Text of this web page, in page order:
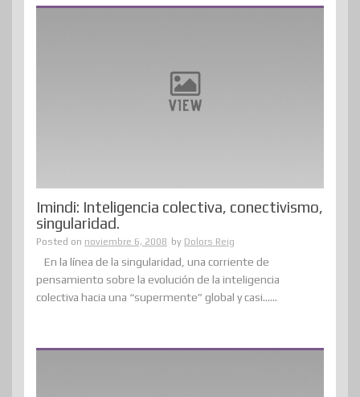
Imindi: Inteligencia colectiva, conectivismo,
singularidad.
Posted on noviembre 6, 2008 by Dolors Reig
En la línea de la singularidad, una corriente de
pensamiento sobre la evolución de la inteligencia
colectiva hacia una “supermente” global y casi......